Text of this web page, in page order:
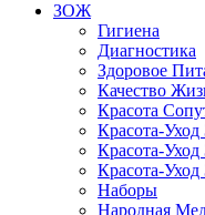
ЗОЖ
Гигиена
Диагностика
Здоровое
Качество
Красота
Красота-
Красота-
Красота-Уход
Наборы
Народная